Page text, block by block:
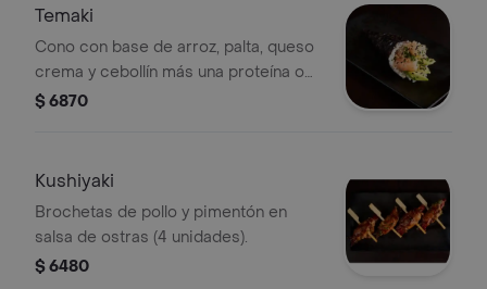
Temaki
Cono con base de arroz, palta, queso
crema y cebollín más una proteína o
$ 6870
Kushiyaki
Brochetas de pollo y pimentón en
salsa de ostras (4 unidades).
$ 6480